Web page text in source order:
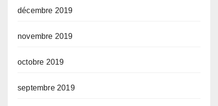
décembre 2019
novembre 2019
octobre 2019
septembre 2019